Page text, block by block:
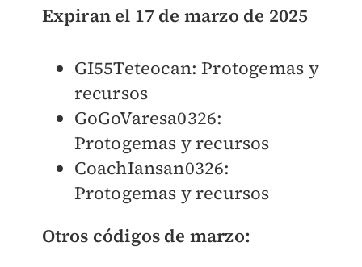
Expiran el 17 de marzo de 2025
GI55Teteocan: Protogemas y
recursos
GoGoVaresa0326:
Protogemas y recursos
CoachIansan0326:
Protogemas y recursos
Otros códigos de marzo: